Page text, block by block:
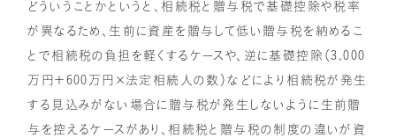
どういうことかというと、相続税と贈与税で基礎控除や税率
が異なるため、生前に資産を贈与して低い贈与税を納めるこ
とで相続税の負担を軽くするケースや、逆に基礎控除（3,000
万円＋600万円×法定相続人の数）などにより相続税が発生
する見込みがない場合に贈与税が発生しないように生前贈
与を控えるケースがあり、相続税と贈与税の制度の違いが資